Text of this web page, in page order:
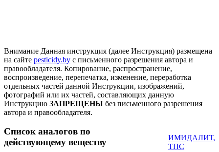
Внимание Данная инструкция (далее Инструкция) размещена
на сайте pesticidy.by с письменного разрешения автора и
правообладателя. Копирование, распространение,
воспроизведение, перепечатка, изменение, переработка
отдельных частей данной Инструкции, изображений,
фотографий или их частей, составляющих данную
Инструкцию ЗАПРЕЩЕНЫ без письменного разрешения
автора и правообладателя.
Список аналогов по
действующему веществу
ИМИДАЛИТ,
ТПС